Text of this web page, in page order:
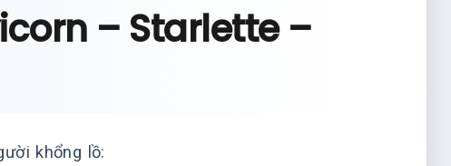
– Starlette –
khổng lồ: